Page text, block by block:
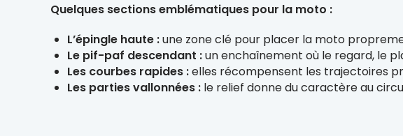
Quelques sections emblématiques pour la moto :
L’épingle haute :une zone clé pour placer la moto
Le pif-paf descendant :un enchaînement où le regard, le
Les courbes rapides :elles récompensent les trajectoires
Les parties vallonnées : le relief donne du caractère au